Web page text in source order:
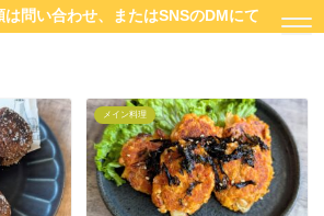
は問い合わせ、またはSNSのDMにて
メイン料理